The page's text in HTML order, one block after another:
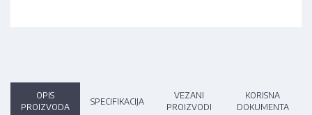
OPIS
PROIZVODA
SPECIFIKACIJA
VEZANI
PROIZVODI
KORISNA
DOKUMENTA